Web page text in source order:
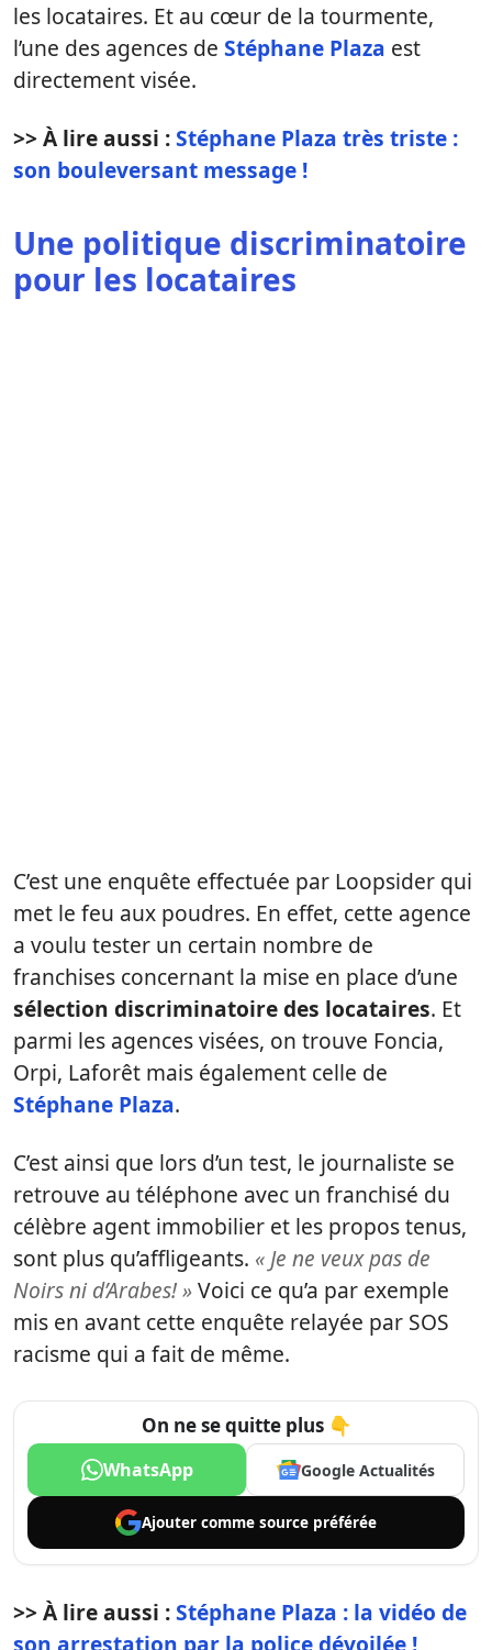
les locataires. Et au cœur de la tourmente,
l’une des agences de Stéphane Plaza est
directement visée.
>> À lire aussi :Stéphane Plaza très triste :
son bouleversant message !
Une politique discriminatoire
pour les locataires
C’est une enquête effectuée par Loopsider qui
met le feu aux poudres. En effet, cette agence
a voulu tester un certain nombre de
franchises concernant la mise en place d’une
sélection discriminatoire des locataires. Et
parmi les agences visées, on trouve Foncia,
Orpi, Laforêt mais également celle de
Stéphane Plaza.
C’est ainsi que lors d’un test, le journaliste se
retrouve au téléphone avec un franchisé du
célèbre agent immobilier et les propos tenus,
sont plus qu’affligeants. « Je ne veux pas de
Noirs ni d’Arabes! »Voici ce qu’a par exemple
mis en avant cette enquête relayée par SOS
racisme qui a fait de même.
On ne se quitte plus 👇
WhatsApp Google Actualités
Ajouter comme source préférée
>> À lire aussi :Stéphane Plaza : la vidéo de
son arrestation par la police dévoilée !